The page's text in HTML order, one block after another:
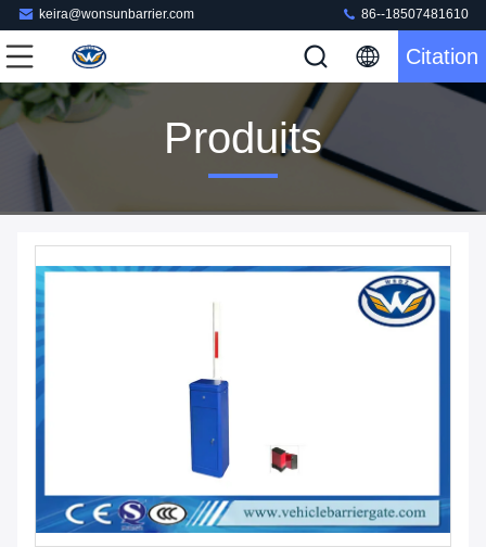
keira@wonsunbarrier.com 86--18507481610
Citation
Produits